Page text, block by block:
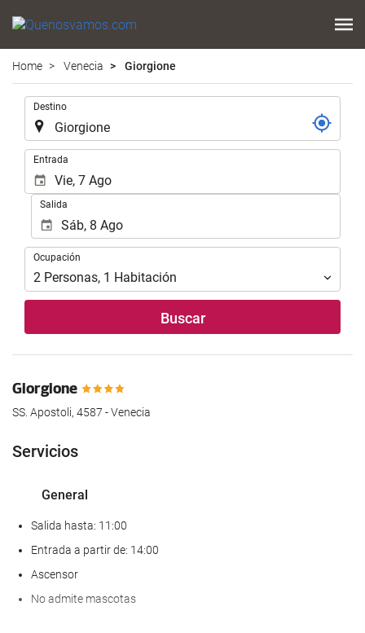
Home Venecia Giorgione
Destino
Entrada
Salida
Ocupación
Ocupación
2 Personas, 1 Habitación
Buscar
Giorgione
SS. Apostoli, 4587 - Venecia
Servicios
General
Salida hasta: 11:00
Entrada a partir de: 14:00
Ascensor
No admite mascotas